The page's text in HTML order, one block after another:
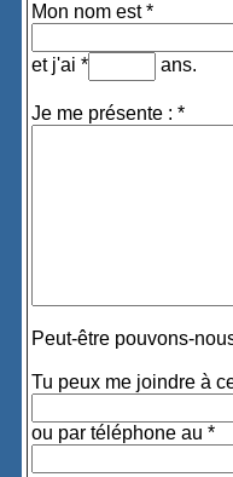
Mon nom est *
et j'ai * ans.
Je me présente : *
Peut-être pouvons-
Tu peux me joindre à
ou par téléphone au *